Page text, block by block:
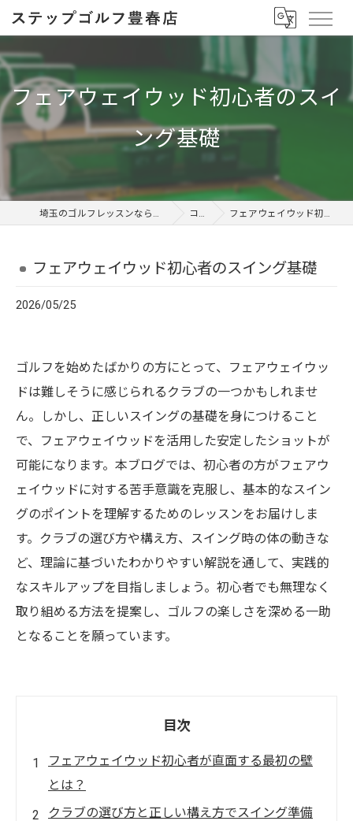
フェアウェイウッド初心者のスイ
ング基礎
埼玉のゴルフレッスンならステップゴルフ 豊春店 コラム フェアウェイウッド初心者のスイング基礎
フェアウェイウッド初心者のスイング基礎
2026/05/25
ゴルフを始めたばかりの方にとって、フェアウェイウッ
ドは難しそうに感じられるクラブの一つかもしれませ
ん。しかし、正しいスイングの基礎を身につけること
で、フェアウェイウッドを活用した安定したショットが
可能になります。本ブログでは、初心者の方がフェアウ
ェイウッドに対する苦手意識を克服し、基本的なスイン
グのポイントを理解するためのレッスンをお届けしま
す。クラブの選び方や構え方、スイング時の体の動きな
ど、理論に基づいたわかりやすい解説を通して、実践的
なスキルアップを目指しましょう。初心者でも無理なく
取り組める方法を提案し、ゴルフの楽しさを深める一助
となることを願っています。
目次
フェアウェイウッド初心者が直面する最初の壁
とは？
クラブの選び方と正しい構え方でスイング準備